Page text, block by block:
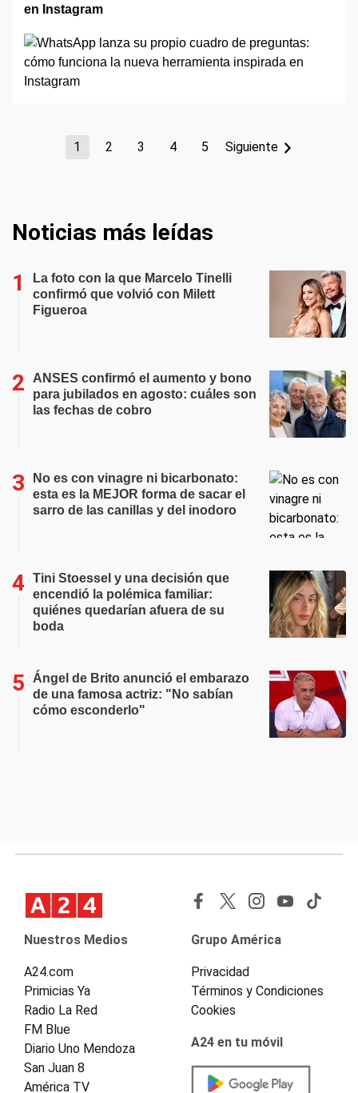
en Instagram
1 2 3 4 5 Siguiente
Noticias más leídas
La foto con la que Marcelo Tinelli
confirmó que volvió con Milett
Figueroa
ANSES confirmó el aumento y bono
para jubilados en agosto: cuáles son
las fechas de cobro
No es con vinagre ni bicarbonato:
esta es la MEJOR forma de sacar el
sarro de las canillas y del inodoro
Tini Stoessel y una decisión que
encendió la polémica familiar:
quiénes quedarían afuera de su
boda
Ángel de Brito anunció el embarazo
de una famosa actriz: "No sabían
cómo esconderlo"
Nuestros Medios
A24.com
Primicias Ya
Radio La Red
FM Blue
Diario Uno Mendoza
San Juan 8
América TV
Grupo América
Privacidad
Términos y Condiciones
Cookies
A24 en tu móvil